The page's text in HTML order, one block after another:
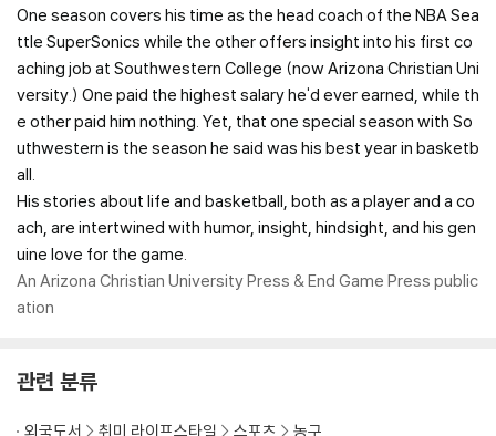
One season covers his time as the head coach of the NBA Sea
ttle SuperSonics while the other offers insight into his first co
aching job at Southwestern College (now Arizona Christian Uni
versity.) One paid the highest salary he'd ever earned, while th
e other paid him nothing. Yet, that one special season with So
uthwestern is the season he said was his best year in basketb
all.
His stories about life and basketball, both as a player and a co
ach, are intertwined with humor, insight, hindsight, and his gen
uine love for the game.
An Arizona Christian University Press & End Game Press public
ation
관련 분류
외국도서 취미 라이프스타일 스포츠 농구